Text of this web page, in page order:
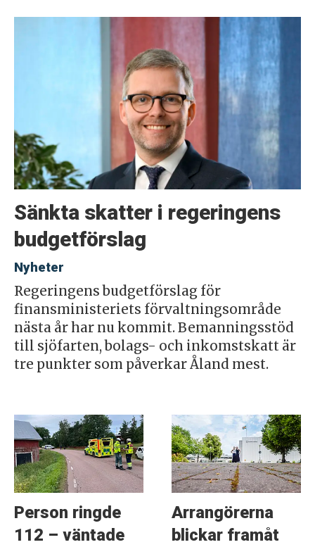
Sänkta skatter i regeringens
budgetförslag
Nyheter
Regeringens budgetförslag för
finansministeriets förvaltningsområde
nästa år har nu kommit. Bemanningsstöd
till sjöfarten, bolags- och inkomstskatt är
tre punkter som påverkar Åland mest.
Person ringde
112 – väntade
Arrangörerna
blickar framåt